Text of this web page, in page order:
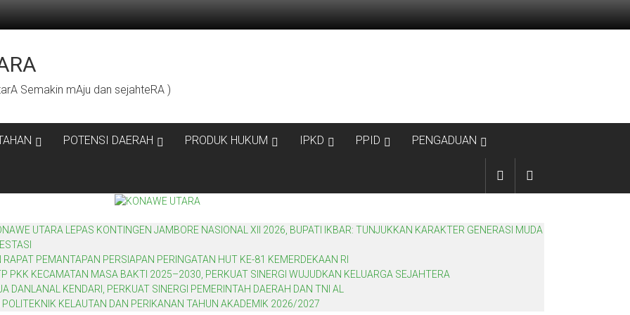
Semakin mAju dan sejahteRA )
POTENSI DAERAH PRODUK HUKUM IPKD PPID PENGADUAN
UTARA LEPAS KONTINGEN JAMBORE NASIONAL XII 2026, BUPATI IKBAR: TUNJUKKAN KARAKTER GENERASI MUDA
PEMANTAPAN PERSIAPAN PERINGATAN HUT KE-81 KEMERDEKAAN RI
PKK KECAMATAN MASA BAKTI 2025–2030, PERKUAT SINERGI WUJUDKAN KELUARGA SEJAHTERA
DANLANAL KENDARI, PERKUAT SINERGI PEMERINTAH DAERAH DAN TNI AL
KELAUTAN DAN PERIKANAN TAHUN AKADEMIK 2026/2027